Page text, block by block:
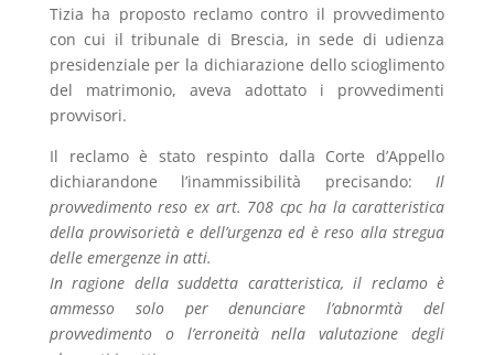
Tizia ha proposto reclamo contro il provvedimento
con cui il tribunale di Brescia, in sede di udienza
presidenziale per la dichiarazione dello scioglimento
del matrimonio, aveva adottato i provvedimenti
provvisori.
Il reclamo è stato respinto dalla Corte d’Appello
dichiarandone l’inammissibilità precisando:Il
provvedimento reso ex art. 708 cpc ha la caratteristica
della provvisorietà e dell’urgenza ed è reso alla stregua
delle emergenze in atti.
In ragione della suddetta caratteristica, il reclamo è
ammesso solo per denunciare l’abnormtà del
provvedimento o l’erroneità nella valutazione degli